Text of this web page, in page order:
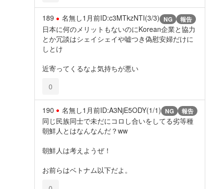
189 名無し1月前ID:c3MTkzNTI(3/3) NG 報告
日本に何のメリットもないのにKorean企業と協力
とか冗談はシェイシェイや嘘つき偽慰安婦だけに
しとけ
近寄ってくるなよ気持ちが悪い
0
190 名無し1月前ID:A3NjE5ODY(1/1) NG 報告
同じ民族同士で未だにコロし合いをしてる劣等種
朝鮮人とはなんなんだ？ww
朝鮮人は考えようぜ！
お前らはベトナム以下だよ。